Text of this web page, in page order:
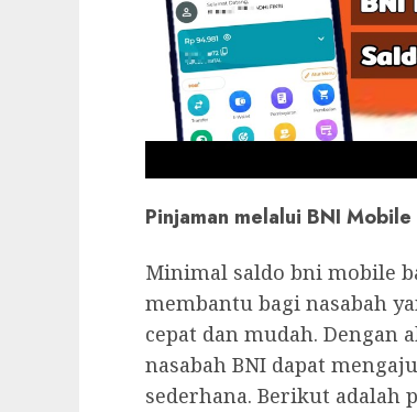
Pinjaman melalui BNI
Minimal saldo bni mobile
membantu bagi nasabah
cepat dan mudah. Dengan
nasabah BNI dapat
sederhana. Berikut adalah